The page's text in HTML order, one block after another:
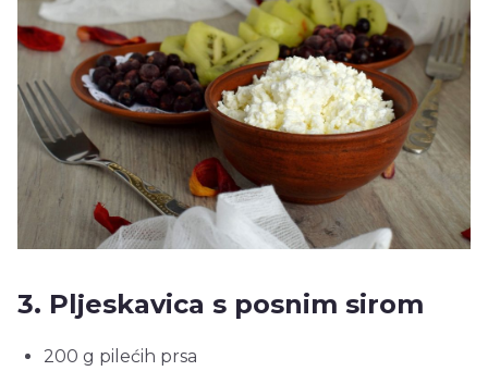
3. Pljeskavica s posnim sirom
200 g pilećih prsa